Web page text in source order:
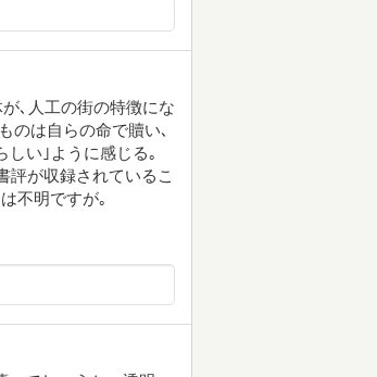
､人工の街の特徴にな
のは自らの命で贖い､
しい｣ように感じる｡
評が収録されているこ
不明ですが｡